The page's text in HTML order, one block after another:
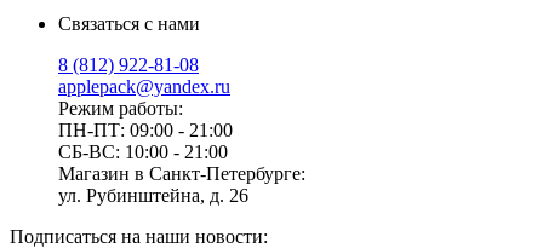
Связаться с нами
8 (812) 922-81-08
applepack@yandex.ru
Режим работы:
ПН-ПТ: 09:00 - 21:00
СБ-ВС: 10:00 - 21:00
Магазин в Санкт-Петербурге:
ул. Рубинштейна, д. 26
Подписаться на наши новости: